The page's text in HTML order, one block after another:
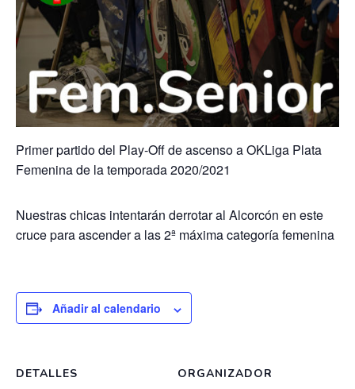
Primer partido del Play-Off de ascenso a OKLiga Plata
Femenina de la temporada 2020/2021
Nuestras chicas intentarán derrotar al Alcorcón en este
cruce para ascender a las 2ª máxima categoría femenina
Añadir al calendario
DETALLES ORGANIZADOR